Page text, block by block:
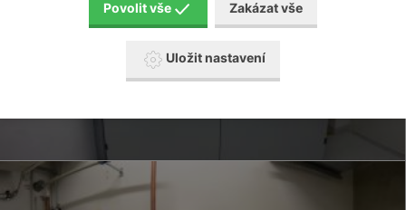
Povolit vše Zakázat vše
Uložit nastavení